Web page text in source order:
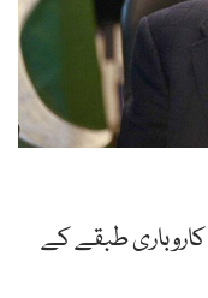
طبقے کے